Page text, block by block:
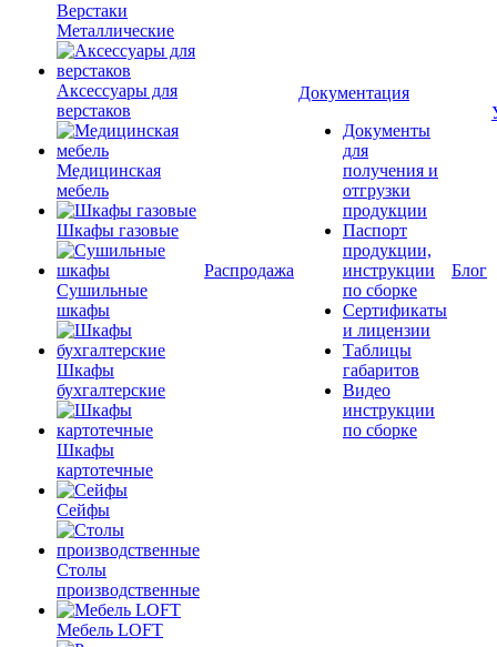
Верстаки
Металлические
Аксессуары для
верстаков
Медицинская
мебель
Шкафы газовые
Сушильные
шкафы
Шкафы
бухгалтерские
Шкафы
картотечные
Сейфы
Столы
производственные
Мебель LOFT
Распродажа
Документация
Документы
для
получения и
отгрузки
продукции
Паспорт
продукции,
инструкции
по сборке
Сертификаты
и лицензии
Таблицы
габаритов
Видео
инструкции
по сборке
Блог